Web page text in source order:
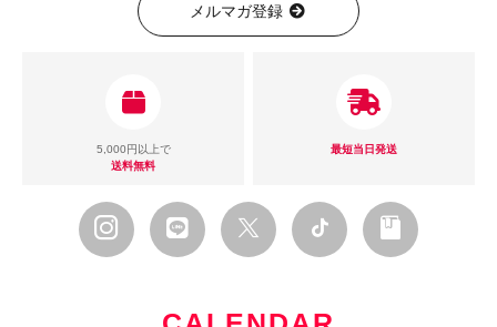
メルマガ登録
5,000円以上で
送料無料
最短当日発送